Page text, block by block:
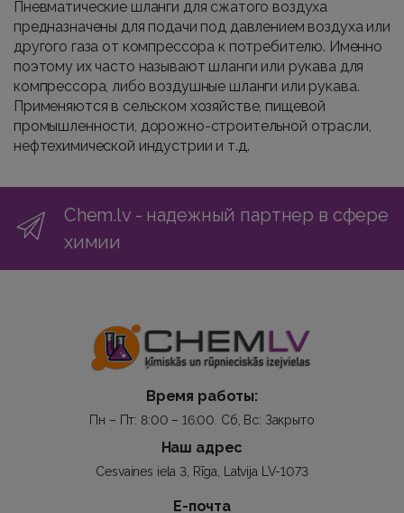
Пневматические шланги для сжатого воздуха
предназначены для подачи под давлением воздуха или
другого газа от компрессора к потребителю. Именно
поэтому их часто называют шланги или рукава для
компрессора, либо воздушные шланги или рукава.
Применяются в сельском хозяйстве, пищевой
промышленности, дорожно-строительной отрасли,
нефтехимической индустрии и т.д.
Chem.lv - надежный партнер в сфере
химии
Время работы:
Пн – Пт: 8:00 – 16:00. Сб, Вс: Закрыто
Наш адрес
Cesvaines iela 3, Rīga, Latvija LV-1073
Е-почта